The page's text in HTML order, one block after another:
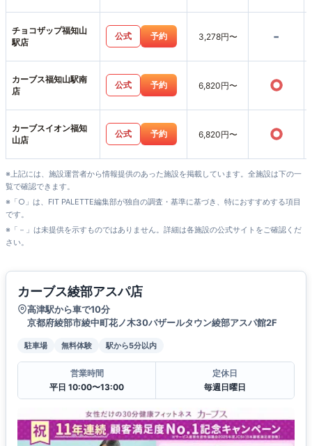
チョコザップ福知山
駅店
公式 予約 3,278円〜 -
カーブス福知山駅南
店
公式 予約 6,820円〜 ○
カーブスイオン福知
山店
公式 予約 6,820円〜 ○
※上記には、施設運営者から情報提供のあった施設を掲載しています。全施設は下の一
覧で確認できます。
※「○」は、FIT PALETTE編集部が独自の調査・基準に基づき、特におすすめする項目
です。
※「－」は未提供を示すものではありません。詳細は各施設の公式サイトをご確認くだ
さい。
カーブス綾部アスパ店
高津駅から車で10分
京都府綾部市綾中町花ノ木30バザールタウン綾部アスパ館2F
駐車場 無料体験 駅から5分以内
営業時間
平日 10:00〜13:00
定休日
毎週日曜日